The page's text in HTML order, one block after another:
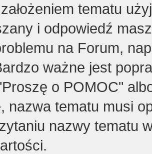
tematu
i odpowiedź
na Forum,
ważne jest
o POMOC"
nazwa tematu musi
nazwy tematu